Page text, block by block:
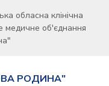
обласна клінічна
медичне об'єднання
РОДИНА"